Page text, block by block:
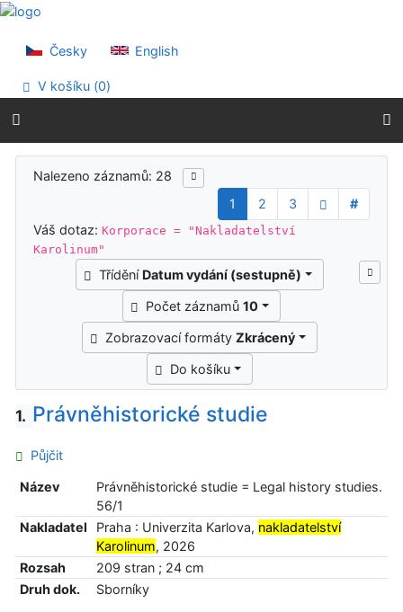
Přejít na obsah
Prohlášení o webové přístupnosti
Česky English
V košíku (0)
Výsledky vyhledávání
Nalezeno záznamů: 28
1
2 3
#
Váš dotaz:Korporace = "Nakladatelství
Karolinum"
Třídění Datum vydání (sestupně)
Počet záznamů 10
Zobrazovací formáty Zkrácený
Do košíku
1. Právněhistorické studie
Půjčit
Název
Právněhistorické studie = Legal history studies.
56/1
Nakladatel
Praha : Univerzita Karlova, nakladatelství
Karolinum, 2026
Rozsah
209 stran ; 24 cm
Druh dok.
Sborníky